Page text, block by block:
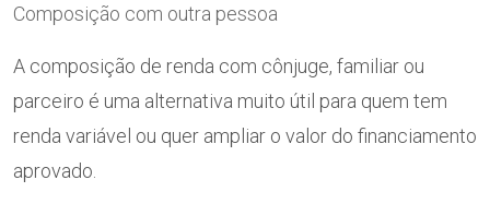
Composição com outra pessoa
A composição de renda com cônjuge, familiar ou
parceiro é uma alternativa muito útil para quem tem
renda variável ou quer ampliar o valor do financiamento
aprovado.